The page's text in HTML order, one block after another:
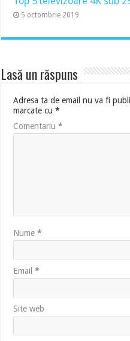
5 octombrie 2019
Lasă un răspuns
Adresa ta de email nu va fi
marcate cu*
Comentariu*
Nume*
Email*
Site web